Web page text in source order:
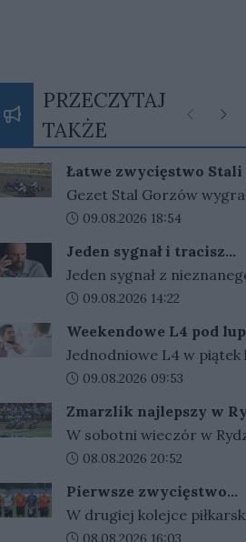
PRZECZYTAJ
TAKŻE
Poprzednie
Łatwe zwycięstwo Stali
słabym Włókniarzem
Gezet Stal Gorzów
Krono-Plast Włókniarzem
zawodnikiem spotkania był
Anders Thomsen, który
zakończył zawody z
kompletem punktów.
Data dodania artykułu:
09.08.2026 18:54
Jeden sygnał i tracisz
pieniądze. Nigdy nie
oddzwaniaj na te
Jeden sygnał z
numeru może kosztować
liczą na odruchowe
oddzwonienie i w ten
zarabiają na nas miliony.
Data dodania artykułu:
09.08.2026 14:22
Weekendowe L4 pod
zapowiada więcej
Jednodniowe L4 w piątek
poniedziałek może
takich zwolnień i
dzięki nowym przepisom
sprawdzi ich zasadność.
Data dodania artykułu:
09.08.2026 09:53
Zmarzlik najlepszy w
ponownie ze złotym
plastronem!
W sobotni wieczór w
odbyło się Grand Prix
cyklu zwycięski okazał się
Bartosz Zmarzlik. Anders
Data dodania artykułu:
08.08.2026 20:52
Pierwsze zwycięstwo
gorzowskiej Warty
W drugiej kolejce
Betclic III ligi gorzowskie
Data dodania artykułu:
08.08.2026 16:03